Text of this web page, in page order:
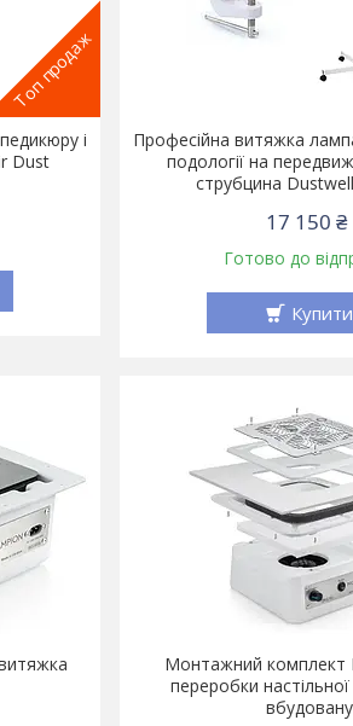
Топ продаж
і
Dust
Професійна витяжка
подології на
струбцина
17 150 ₴
Готово до
Купити
Монтажний комплект
переробки
вбудовану